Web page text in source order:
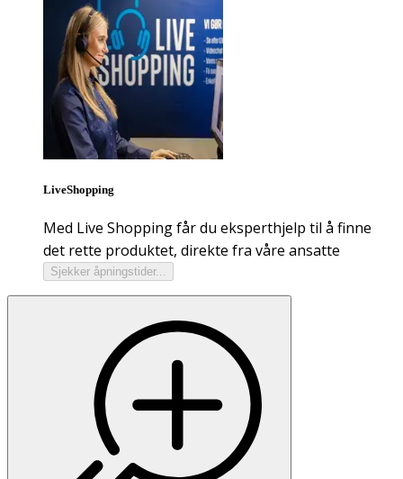
LiveShopping
Med Live Shopping får du eksperthjelp til å finne
det rette produktet, direkte fra våre ansatte
Sjekker åpningstider...